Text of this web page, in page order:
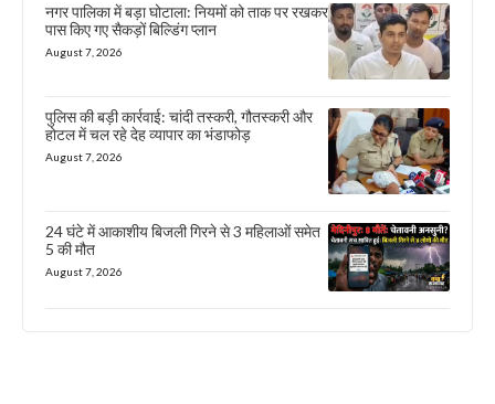
नगर पालिका में बड़ा घोटाला: नियमों को ताक पर रखकर
पास किए गए सैकड़ों बिल्डिंग प्लान
August 7, 2026
पुलिस की बड़ी कार्रवाई: चांदी तस्करी, गौतस्करी और
होटल में चल रहे देह व्यापार का भंडाफोड़
August 7, 2026
24 घंटे में आकाशीय बिजली गिरने से 3 महिलाओं समेत
5 की मौत
August 7, 2026